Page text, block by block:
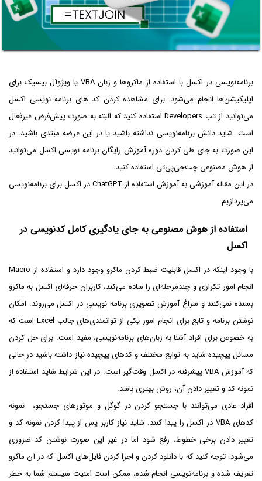
برنامه‌نویسی در اکسل با استفاده از ماکروها و زبان VBA یا ویژوآل بیسیک برای
اپلیکیشن‌ها انجام می‌شود. برای مشاهده کردن کد های برنامه نویسی اکسل
می‌توانید از تب Developers استفاده کنید که البته به صورت پیش‌فرض غیرفعال
است. شاید دانش برنامه‌نویسی نداشته باشید یا در این عرضه مبتدی باشید، در
این صورت به جای طی کردن دوره آموزش رایگان برنامه نویسی اکسل می‌توانید
از هوش مصنوعی چت‌جی‌پی‌تی استفاده کنید.
در این مقاله آموزشی به آموزش استفاده از ChatGPT در اکسل برای برنامه‌نویسی
می‌پردازیم.
استفاده از هوش مصنوعی به جای یادگیری کامل کدنویسی در
اکسل
با وجود اینکه در اکسل قابلیت ضبط کردن ماکرو وجود دارد و استفاده از Macro
انجام امور تکراری و چندمرحله‌ای را ساده می‌کند، کاربران حرفه‌ای اکسل به ماکرو
بسنده نمی‌کنند و سراغ آموزش تصویری برنامه نویسی در اکسل می‌روند. امکان
نوشتن برنامه و تابع برای انجام امور یکی از توانمندی‌های جالب Excel است که
به خصوص برای افراد آشنا به زبان‌های برنامه‌نویسی، مفید است. برای حل کردن
مسائل پیچیده شاید به توابع مختلف و کدهای پیچیده نیاز داشته باشید در حالی
که آموزش VBA پیشرفته در اکسل وقت‌گیر است. در این شرایط شاید استفاده از
نمونه کد و تغییر دادن آن، روش بهتری باشد.
افراد عادی می‌توانند با جستجو کردن در گوگل و موتورهای جستجو، نمونه
کدهای VBA در اکسل را پیدا کنند. شاید نیاز کاربر پس از پیدا کردن نمونه کد و
تغییر دادن برخی خطوط، رفع شود اما در غیر این صورت نوشتن کد ضروری
می‌شود. توجه کنید که با دانلود کردن و اجرا کردن فایل‌های اکسل که در آن ماکرو
تعریف شده و برنامه‌نویسی انجام شده، ممکن است امنیت سیستم شما به خطر